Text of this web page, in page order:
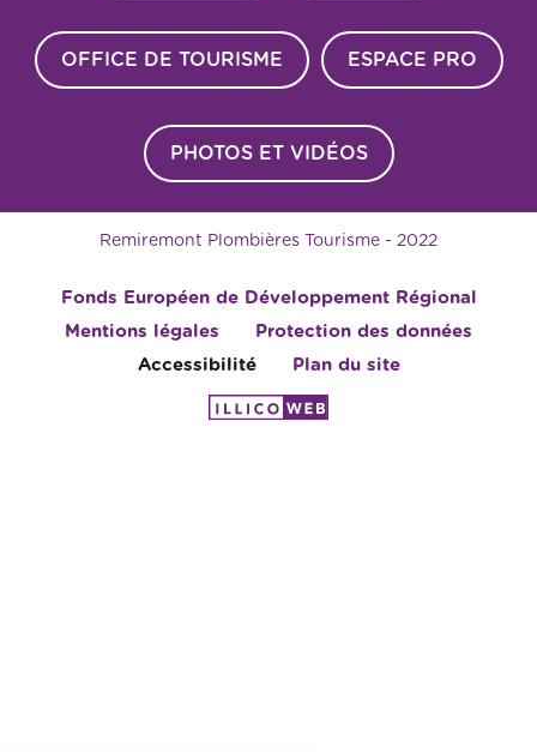
OFFICE DE TOURISME ESPACE PRO
PHOTOS ET VIDÉOS
Remiremont Plombières Tourisme - 2022
Fonds Européen de Développement Régional
Mentions légales
Protection des données
Accessibilité
Plan du site